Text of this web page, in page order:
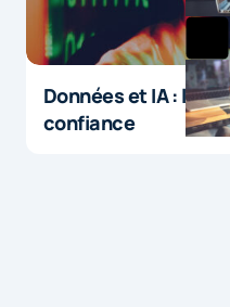
Données et IA : le
confiance